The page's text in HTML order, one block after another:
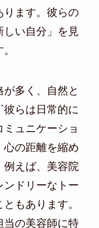
ります。彼らの
しい自分」を見
多く、自然と
らは日常的に
ュニケーショ
心の距離を縮め
例えば、美容院
ンドリーなトー
もあります。
当の美容師に特